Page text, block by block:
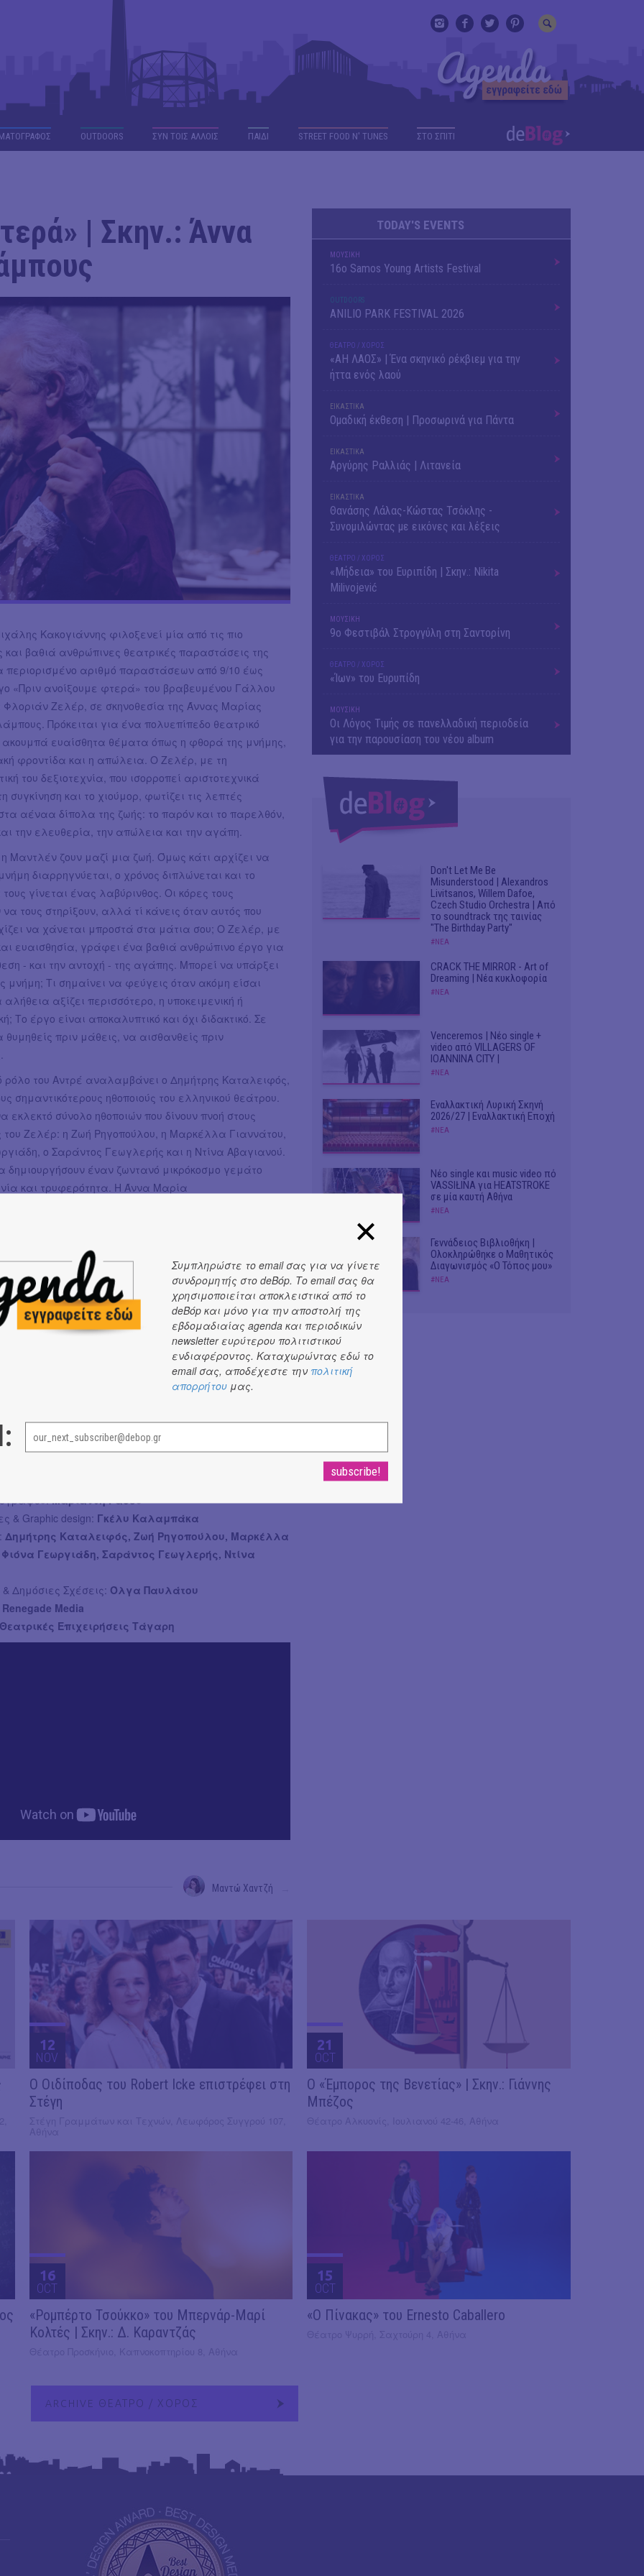
OUTDΟORS ΣΥΝ ΤΟΙΣ ΑΛΛΟΙΣ ΠΑΙΔΙ STREET FOOD N' TUNES ΣΤΟ ΣΠΙΤΙ
| Σκην.: Άννα
Κακογιάννης φιλοξενεί μία από τις πιο
και βαθιά ανθρώπινες θεατρικές παραστάσεις της
περιορισμένο αριθμό παραστάσεων από 9/10 έως
«Πριν ανοίξουμε φτερά» του βραβευμένου Γάλλου
Ζελέρ, σε σκηνοθεσία της Άννας Μαρίας
Πρόκειται για ένα πολυεπίπεδο θεατρικό
ακουμπά ευαίσθητα θέματα όπως η φθορά της μνήμης,
φροντίδα και η απώλεια. Ο Ζελέρ, με τη
του δεξιοτεχνία, που ισορροπεί αριστοτεχνικά
και το χιούμορ, φωτίζει τις λεπτές
αέναα δίπολα της ζωής: το παρόν και το παρελθόν,
την ελευθερία, την απώλεια και την αγάπη.
Μαντλέν ζουν μαζί μια ζωή. Όμως κάτι αρχίζει να
διαρρηγνύεται, ο χρόνος διπλώνεται και το
γίνεται ένας λαβύρινθος. Οι κόρες τους
τους στηρίξουν, αλλά τί κάνεις όταν αυτός που
να χάνεται μπροστά στα μάτια σου; Ο Ζελέρ, με
ευαισθησία, γράφει ένα βαθιά ανθρώπινο έργο για
- και την αντοχή - της αγάπης. Μπορεί να υπάρξει
μνήμη; Τι σημαίνει να φεύγεις όταν ακόμη είσαι
αξίζει περισσότερο, η υποκειμενική ή
Το έργο είναι αποκαλυπτικό και όχι διδακτικό. Σε
θυμηθείς πριν μάθεις, να αισθανθείς πριν
ρόλο του Αντρέ αναλαμβάνει ο Δημήτρης Καταλειφός,
σημαντικότερους ηθοποιούς του ελληνικού θεάτρου.
εκλεκτό σύνολο ηθοποιών που δίνουν πνοή στους
του Ζελέρ: η Ζωή Ρηγοπούλου, η Μαρκέλλα Γιαννάτου,
ο Σαράντος Γεωγλερής και η Ντίνα Αβαγιανού.
δημιουργήσουν έναν ζωντανό μικρόκοσμο γεμάτο
και τρυφερότητα. Η Άννα Μαρία
συνεργατών: τη Νατάσσα Παπαστεργίου στα
Αλέξανδρο Αλεξάνδρου στους φωτισμούς, τη Νινέτα
στα κοστούμια και τον Ηλία Παπαχαραλάμπους στη
Άννα Μαρία Παπαχαραλάμπους
Ηλίας Παπαχαραλάμπους
Αλεξάνδρου
Ζαχαροπούλου
Μαριάνθη Ράδου
& Graphic design: Γκέλυ Καλαμπάκα
Δημήτρης Καταλειφός, Ζωή Ρηγοπούλου, Μαρκέλλα
Γεωργιάδη, Σαράντος Γεωγλερής, Ντίνα
& Δημόσιες Σχέσεις: Όλγα Παυλάτου
Renegade Media
Θεατρικές Επιχειρήσεις Τάγαρη
Μαντώ Χαντζή
TODAY'S EVENTS
ΜΟΥΣΙΚΗ
16o Samos Young Artists Festival
OUTDΟORS
ANILIO PARK FESTIVAL 2026
ΘΕΑΤΡΟ / ΧΟΡΟΣ
«ΑΗ ΛΑΟΣ» | Ένα σκηνικό ρέκβιεμ για την
ήττα ενός λαού
ΕΙΚΑΣΤΙΚΑ
Ομαδική έκθεση | Προσωρινά για Πάντα
ΕΙΚΑΣΤΙΚΑ
Αργύρης Ραλλιάς | Λιτανεία
ΕΙΚΑΣΤΙΚΑ
Θανάσης Λάλας-Κώστας Τσόκλης -
Συνομιλώντας με εικόνες και λέξεις
ΘΕΑΤΡΟ / ΧΟΡΟΣ
«Μήδεια» του Ευριπίδη | Σκην.: Nikita
Milivojević
ΜΟΥΣΙΚΗ
9o Φεστιβάλ Στρογγύλη στη Σαντορίνη
ΘΕΑΤΡΟ / ΧΟΡΟΣ
«Ίων» του Ευρυπίδη
ΜΟΥΣΙΚΗ
Οι Λόγος Τιμής σε πανελλαδική περιοδεία
για την παρουσίαση του νέου album
Don't Let Me Be
Misunderstood | Alexandros
Livitsanos, Willem Dafoe,
Czech Studio Orchestra | Από
το soundtrack της ταινίας
"The Birthday Party"
#ΝΕΑ
CRACK THE MIRROR - Art of
Dreaming | Νέα κυκλοφορία
#ΝΕΑ
Venceremos | Νέο single +
video από VILLAGERS OF
IOANNINA CITY |
#ΝΕΑ
Εναλλακτική Λυρική Σκηνή
2026/27 | Εναλλακτική Εποχή
#ΝΕΑ
Νέο single και music video πό
VASSIŁINA για HEATSTROKE
σε μία καυτή Αθήνα
#ΝΕΑ
Γεννάδειος Βιβλιοθήκη |
Ολοκληρώθηκε ο Μαθητικός
Διαγωνισμός «Ο Τόπος μου»
#ΝΕΑ
12
NOV
O Οιδίποδας του Robert Icke επιστρέφει στη
Στέγη
21
OCT
Ο «Έμπορος της Βενετίας» | Σκην.: Γιάννης
Μπέζος
16
OCT
«Ρομπέρτο Τσούκκο» του Μπερνάρ-Μαρί
Κολτές | Σκην.: Δ. Καραντζάς
15
OCT
«Ο Πίνακας» του Ernesto Caballero
ARCHIVE ΘΕΑΤΡΟ / ΧΟΡΟΣ
Συμπληρώστε το email σας για να γίνετε
συνδρομητής στο deBόp. Το email σας θα
χρησιμοποιείται αποκλειστικά από το
deBόp και μόνο για την αποστολή της
εβδομαδιαίας agenda και περιοδικών
newsletter ευρύτερου πολιτιστικού
ενδιαφέροντος. Καταχωρώντας εδώ το
email σας, αποδέχεστε την πολιτική
απορρήτου μας.